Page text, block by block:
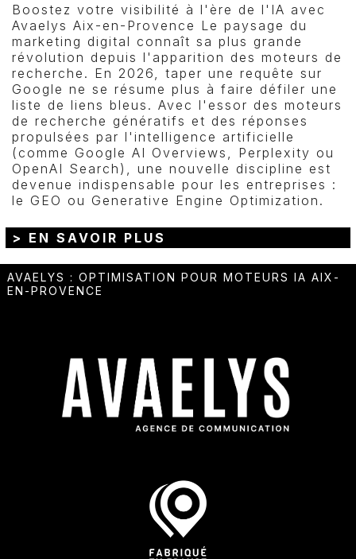
Boostez votre visibilité à l'ère de l'IA avec
Avaelys Aix-en-Provence Le paysage du
marketing digital connaît sa plus grande
révolution depuis l'apparition des moteurs de
recherche. En 2026, taper une requête sur
Google ne se résume plus à faire défiler une
liste de liens bleus. Avec l'essor des moteurs
de recherche génératifs et des réponses
propulsées par l'intelligence artificielle
(comme Google AI Overviews, Perplexity ou
OpenAI Search), une nouvelle discipline est
devenue indispensable pour les entreprises :
le GEO ou Generative Engine Optimization.
> EN SAVOIR PLUS
AVAELYS : OPTIMISATION POUR MOTEURS IA AIX-
EN-PROVENCE